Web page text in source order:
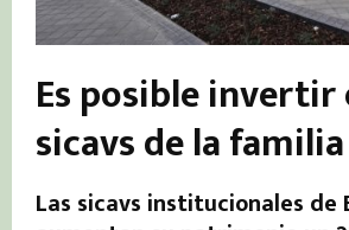
Es posible invertir
sicavs de la
Las sicavs institucionales de